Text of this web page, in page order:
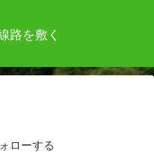
路を敷く
ローする